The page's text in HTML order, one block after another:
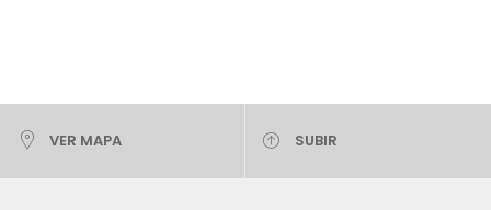
VER MAPA SUBIR